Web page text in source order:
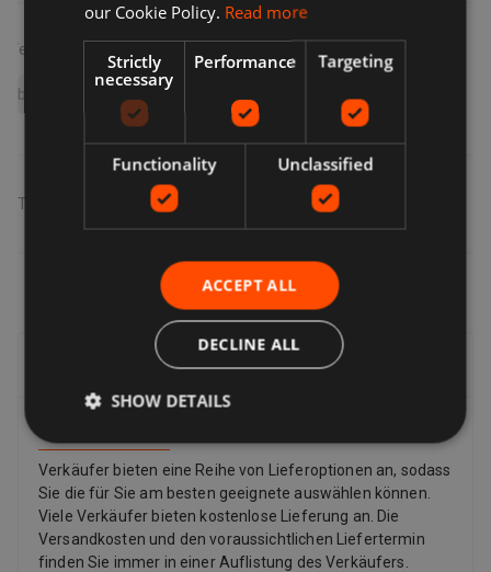
Verwandte Suchanfragen
braun epilierer silk-épil 5 se5-011
Teilen
Lieferung, Rückgabe & Rückerstattung
Verkäufer bieten eine Reihe von Lieferoptionen an, sodass
Sie die für Sie am besten geeignete auswählen können.
Viele Verkäufer bieten kostenlose Lieferung an. Die
Versandkosten und den voraussichtlichen Liefertermin
finden Sie immer in einer Auflistung des Verkäufers.
our Cookie Policy. Read more
Strictly
necessary
Performance Targeting
Functionality Unclassified
ACCEPT ALL
DECLINE ALL
SHOW DETAILS